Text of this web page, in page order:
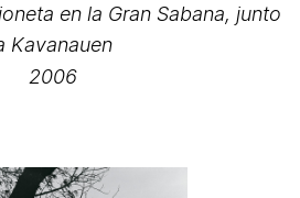
en la Gran Sabana, junto
Kavanauen
2006